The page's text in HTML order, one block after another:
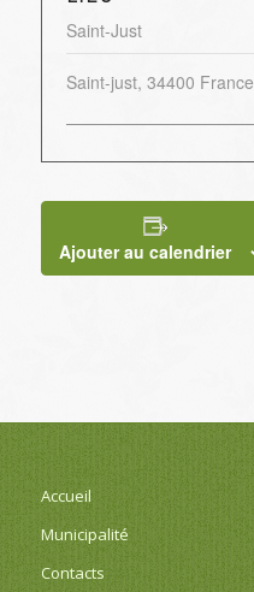
Saint-Just
Saint-just, 34400 France
Ajouter au calendrier
Accueil
Municipalité
Contacts